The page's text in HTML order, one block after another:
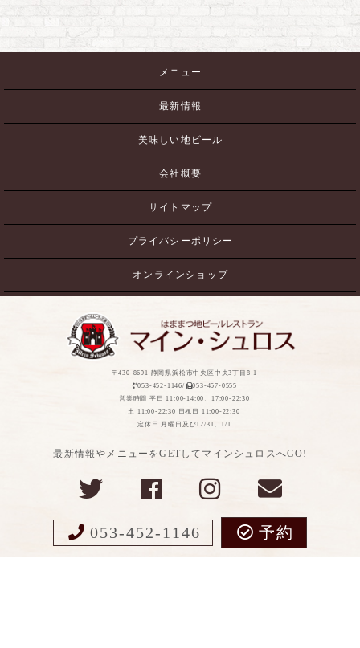
メニュー
最新情報
美味しい地ビール
会社概要
サイトマップ
プライバシーポリシー
オンラインショップ
〒430-8691 静岡県浜松市中央区中央3丁目8-1
053-452-1146/
053-457-0555
営業時間 平日 11:00-14:00、17:00-22:30
土 11:00-22:30 日祝日 11:00-22:30
定休日 月曜日及び12/31、1/1
最新情報やメニューをGETしてマインシュロスへGO!
053-452-1146 予約